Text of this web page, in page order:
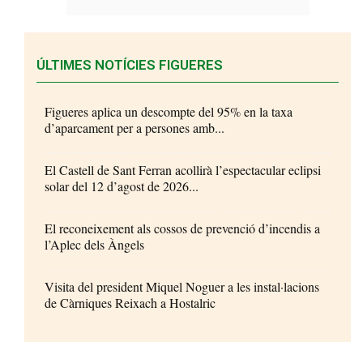
ÚLTIMES NOTÍCIES FIGUERES
Figueres aplica un descompte del 95% en la taxa
d’aparcament per a persones amb...
El Castell de Sant Ferran acollirà l’espectacular eclipsi
solar del 12 d’agost de 2026...
El reconeixement als cossos de prevenció d’incendis a
l’Aplec dels Àngels
Visita del president Miquel Noguer a les instal·lacions
de Càrniques Reixach a Hostalric